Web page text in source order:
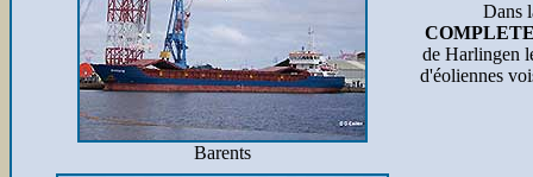
Barents
Dans
de Harlingen
d'éoliennes